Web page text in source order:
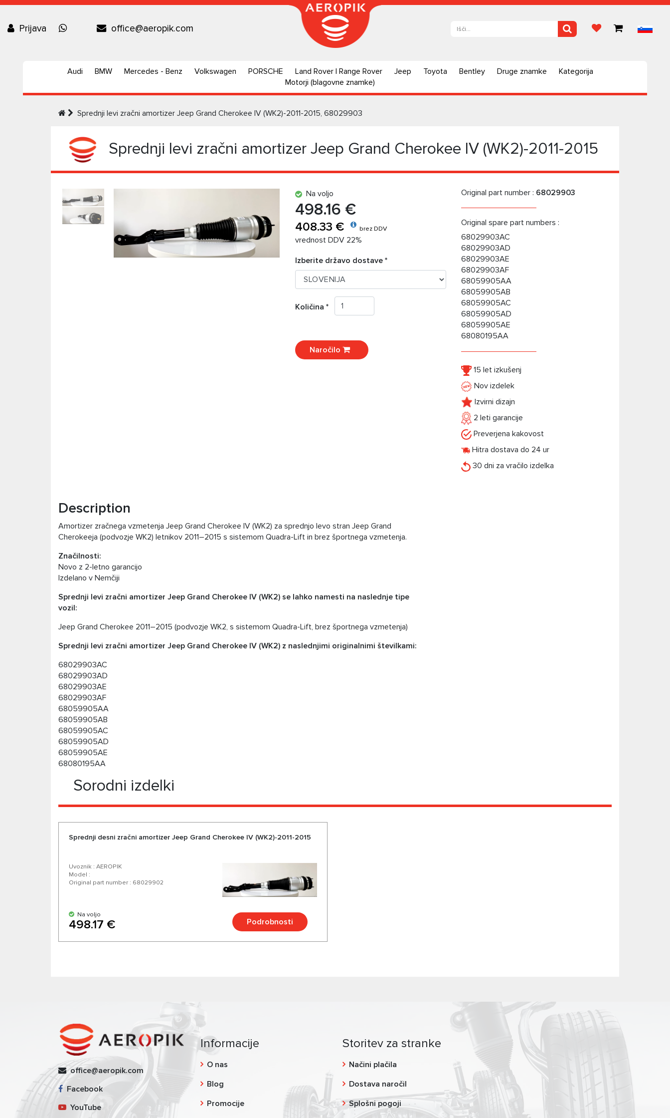
Prijava office@aeropik.com
Audi BMW Mercedes - Benz Volkswagen PORSCHE Land Rover | Range Rover Jeep Toyota Bentley Druge znamke
Kategorija
Motorji (blagovne znamke)
Sprednji levi zračni amortizer Jeep Grand Cherokee IV (WK2)-2011-2015, 68029903
Sprednji levi zračni amortizer Jeep Grand Cherokee IV (WK2)-2011-2015
Na voljo
498.16 €
408.33 € brez DDV
vrednost DDV 22%
Izberite državo dostave *
Količina *
Naročilo
Original part number : 68029903
Original spare part numbers :
68029903AC
68029903AD
68029903AE
68029903AF
68059905AA
68059905AB
68059905AC
68059905AD
68059905AE
68080195AA
15 let izkušenj
Nov izdelek
Izvirni dizajn
2 leti garancije
Preverjena kakovost
Hitra dostava do 24 ur
30 dni za vračilo izdelka
Description
Amortizer zračnega vzmetenja Jeep Grand Cherokee IV (WK2) za sprednjo levo stran Jeep Grand
Cherokeeja (podvozje WK2) letnikov 2011–2015 s sistemom Quadra-Lift in brez športnega vzmetenja.
Značilnosti:
Novo z 2-letno garancijo
Izdelano v Nemčiji
Sprednji levi zračni amortizer Jeep Grand Cherokee IV (WK2) se lahko namesti na naslednje tipe
vozil:
Jeep Grand Cherokee 2011–2015 (podvozje WK2, s sistemom Quadra-Lift, brez športnega vzmetenja)
Sprednji levi zračni amortizer Jeep Grand Cherokee IV (WK2) z naslednjimi originalnimi številkami:
68029903AC
68029903AD
68029903AE
68029903AF
68059905AA
68059905AB
68059905AC
68059905AD
68059905AE
68080195AA
Sorodni izdelki
Sprednji desni zračni amortizer Jeep Grand Cherokee IV (WK2)-2011-2015
Uvoznik : AEROPIK
Model :
Original part number : 68029902
Na voljo
498.17 € Podrobnosti
office@aeropik.com
Facebook
YouTube
Informacije
O nas
Blog
Promocije
Storitev za stranke
Načini plačila
Dostava naročil
Splošni pogoji